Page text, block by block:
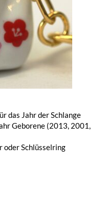
das Jahr der Schlange
Geborene (2013, 2001,
oder Schlüsselring